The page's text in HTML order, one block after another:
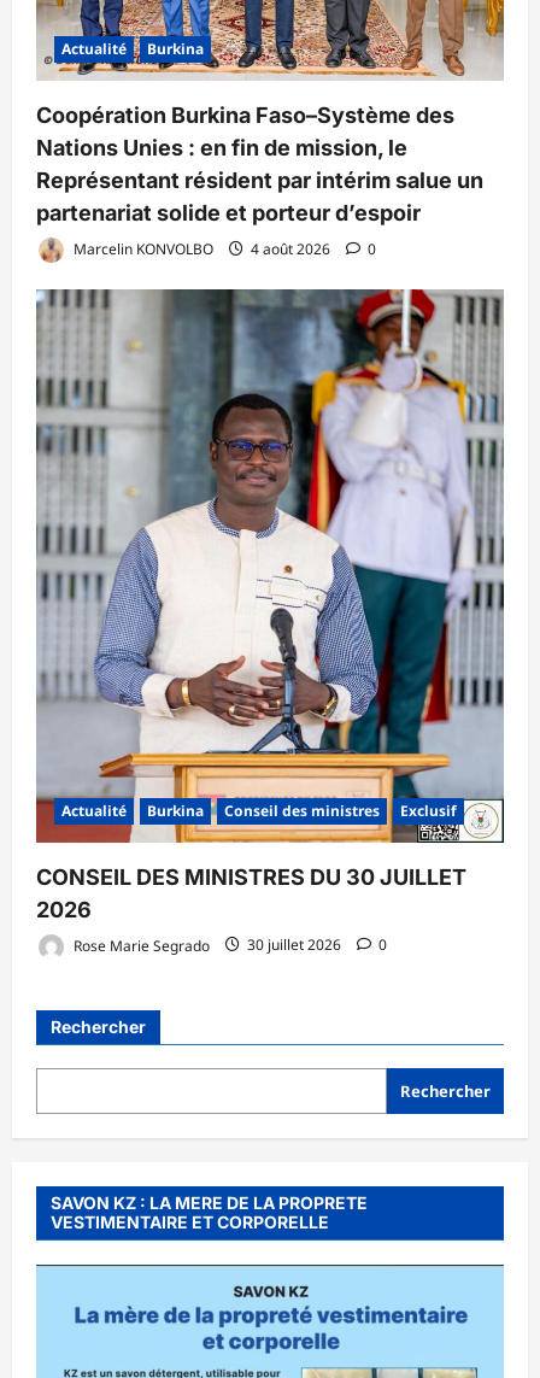
Actualité Burkina
Coopération Burkina Faso–Système des
Nations Unies : en fin de mission, le
Représentant résident par intérim salue un
partenariat solide et porteur d’espoir
Marcelin KONVOLBO 4 août 2026 0
Actualité Burkina Conseil des ministres Exclusif
CONSEIL DES MINISTRES DU 30 JUILLET
2026
Rose Marie Segrado 30 juillet 2026 0
Rechercher
Rechercher
SAVON KZ : LA MERE DE LA PROPRETE
VESTIMENTAIRE ET CORPORELLE